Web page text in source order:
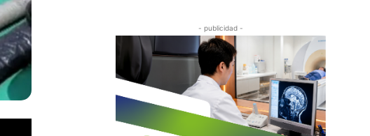
- publicidad -